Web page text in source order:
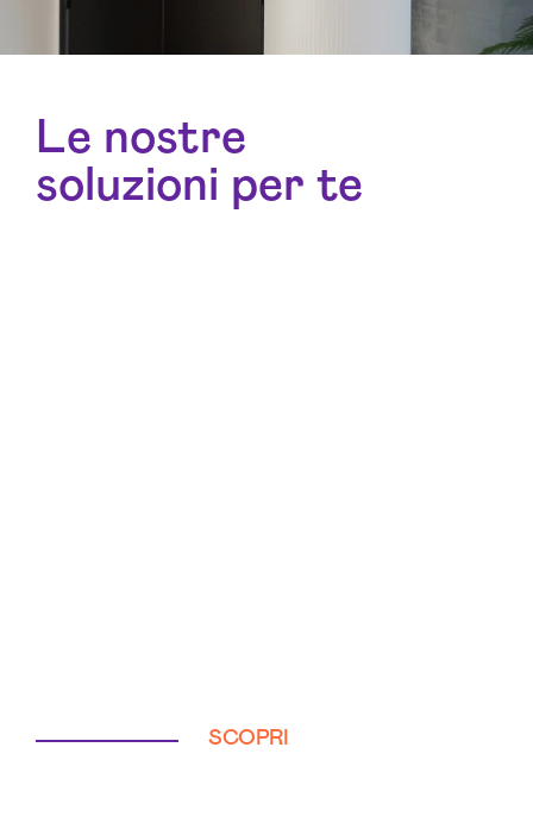
Le nostre
soluzioni per te
SCOPRI